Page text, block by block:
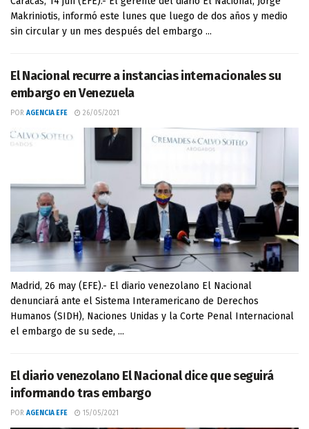
Makriniotis, informó este lunes que luego de dos años y medio
sin circular y un mes después del embargo ...
El Nacional recurre a instancias internacionales su
embargo en Venezuela
POR AGENCIA EFE 26/05/2021
Madrid, 26 may (EFE).- El diario venezolano El Nacional
denunciará ante el Sistema Interamericano de Derechos
Humanos (SIDH), Naciones Unidas y la Corte Penal Internacional
el embargo de su sede, ...
El diario venezolano El Nacional dice que seguirá
informando tras embargo
POR AGENCIA EFE 15/05/2021